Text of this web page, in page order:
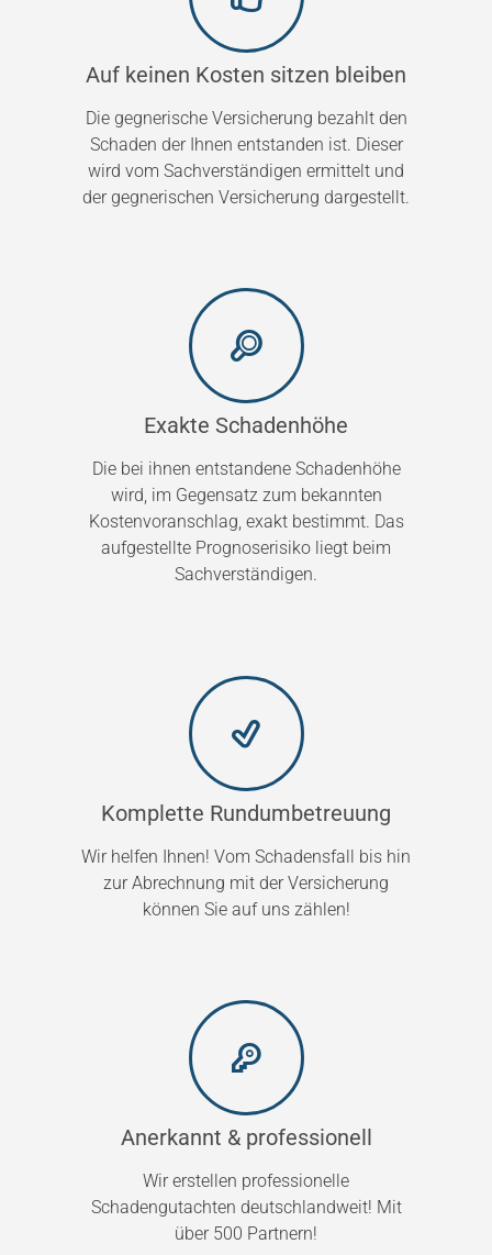
Auf keinen Kosten sitzen bleiben
Die gegnerische Versicherung bezahlt den
Schaden der Ihnen entstanden ist. Dieser
wird vom Sachverständigen ermittelt und
der gegnerischen Versicherung dargestellt.
Exakte Schadenhöhe
Die bei ihnen entstandene Schadenhöhe
wird, im Gegensatz zum bekannten
Kostenvoranschlag, exakt bestimmt. Das
aufgestellte Prognoserisiko liegt beim
Sachverständigen.
Komplette Rundumbetreuung
Wir helfen Ihnen! Vom Schadensfall bis hin
zur Abrechnung mit der Versicherung
können Sie auf uns zählen!
Anerkannt & professionell
Wir erstellen professionelle
Schadengutachten deutschlandweit! Mit
über 500 Partnern!